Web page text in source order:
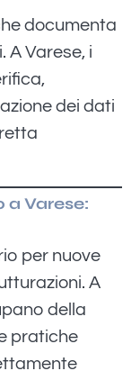
documenta
A Varese, i
dei dati
Varese:
per nuove
A
della
pratiche